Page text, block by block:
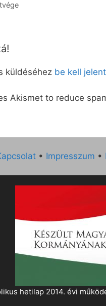
küldéséhez be kell
Akismet to reduce
• Impresszum •
hetilap 2014. évi